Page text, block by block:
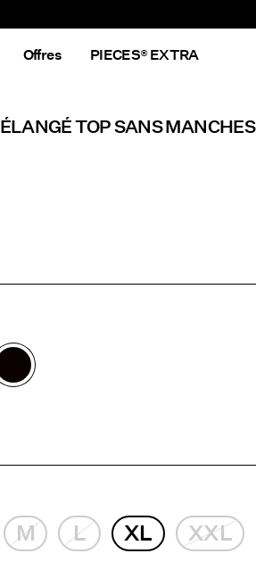
Offres PIECES® EXTRA
TOP SANS MANCHES
M L XL XXL